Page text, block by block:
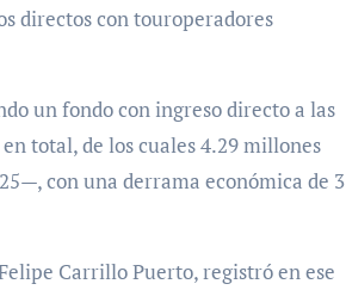
directos con touroperadores
un fondo con ingreso directo a las
total, de los cuales 4.29 millones
con una derrama económica de 3
Carrillo Puerto, registró en ese